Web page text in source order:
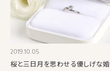
2019.10.05
桜と三日月を思わせる優しげな婚